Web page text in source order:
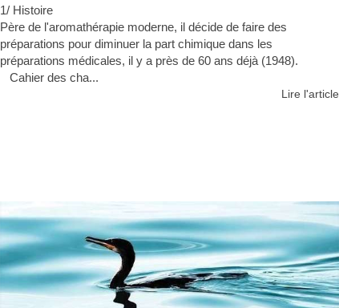
1/ Histoire
Père de l'aromathérapie moderne, il décide de faire des
préparations pour diminuer la part chimique dans les
préparations médicales, il y a près de 60 ans déjà (1948).
Cahier des cha...
Lire l'article